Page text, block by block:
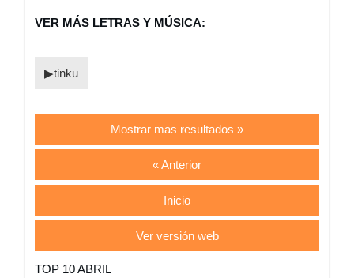
VER MÁS LETRAS Y MÚSICA:
tinku
Mostrar mas resultados »
« Anterior
Inicio
Ver versión web
TOP 10 ABRIL